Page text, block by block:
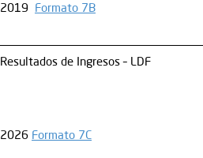
2019 Formato 7B
Resultados de Ingresos – LDF
2026 Formato 7C